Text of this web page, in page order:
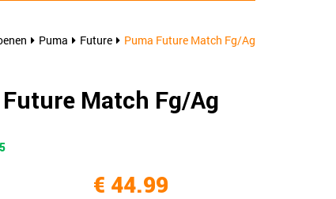
Puma Future Puma Future Match Fg/Ag
Match Fg/Ag
€ 44.99